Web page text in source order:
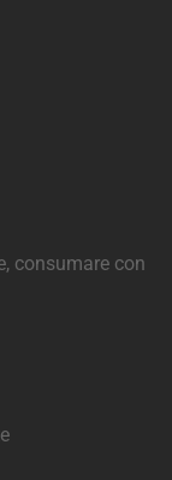
consumare con